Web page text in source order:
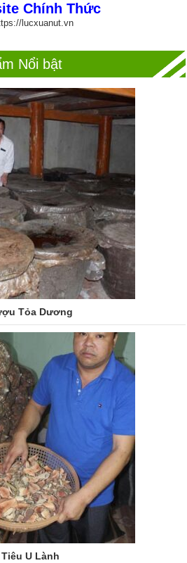
Chính Thức
lucxuanut.vn
Nổi bật
Tỏa Dương
Tiêu U Lành